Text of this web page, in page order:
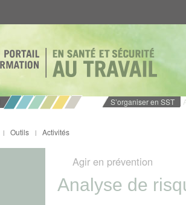
S’organiser en SST
Activités
Outils |
|
Agir en prévention
Analyse de